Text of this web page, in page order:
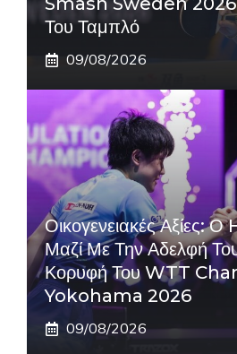
Του Ταμπλό
09/08/2026
Οικογενειακές Αξίες:
Μαζί Με Την Αδελφή
Κορυφή Του WTT
Yokohama 2026
09/08/2026